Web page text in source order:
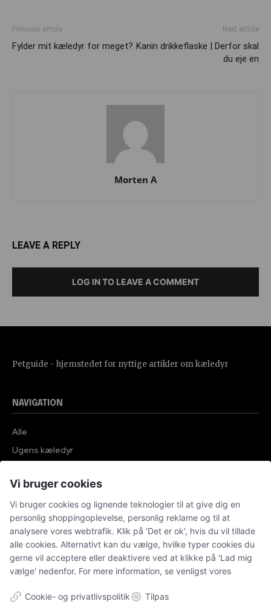
Previous article
Fylder mit kæledyr for meget?
Next article
Kanin drikkeflaske | Derfor skal
du eje en
Morten A
LEAVE A REPLY
LOG IN TO LEAVE A COMMENT
Petguide - hjemstedet for nyttige artikler om kæledyr
NAVIGATION
Alle
Ugens kæledyr
Katteudstyr
Kaniner
Vores Pet Guide
SENESTE
Sponsoreret indhold
Vi bruger cookies
Vi bruger cookies og lignende teknologier til at give dig en
personlig shoppingoplevelse, personlig reklame og til at
analysere vores webtrafik. Klik på 'Det er ok', hvis du vil tillade
alle cookies. Alternativt kan du vælge, hvilke typer cookies du
gerne vil acceptere eller deaktivere ved at klikke på 'Lad mig
vælge' nedenfor. For mere information, se venligst vores
Cookie- og privatlivspolitik Tilpas